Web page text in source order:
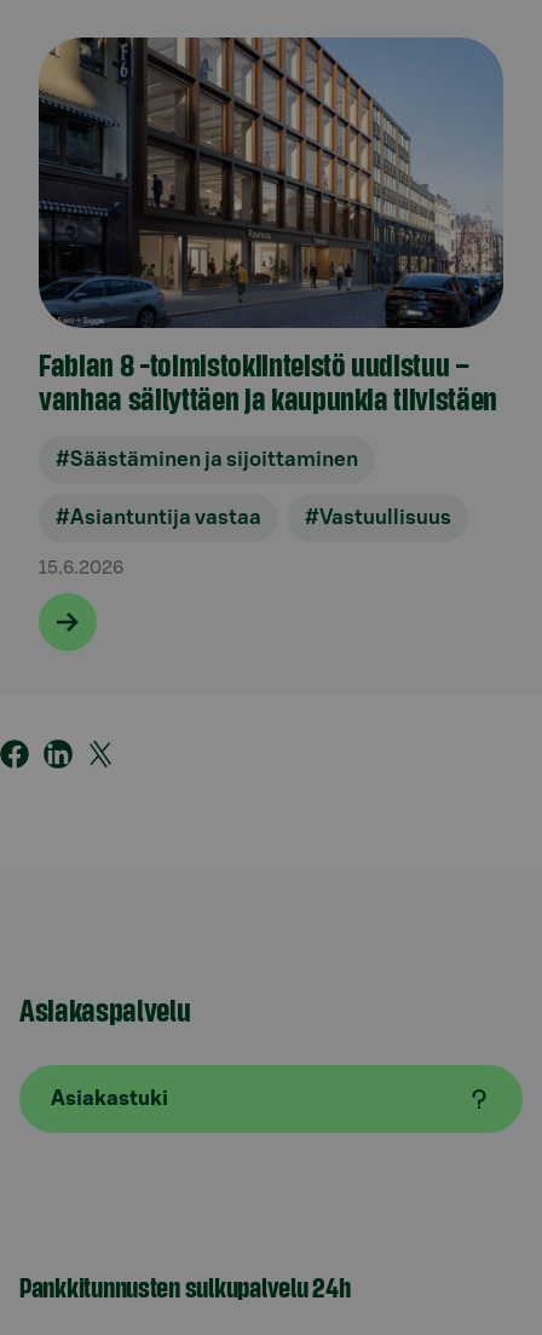
Fabian 8 -toimistokiinteistö uudistuu –
vanhaa säilyttäen ja kaupunkia tiivistäen
#Säästäminen ja sijoittaminen
#Asiantuntija vastaa #Vastuullisuus
15.6.2026
Asiakaspalvelu
Asiakastuki
Pankkitunnusten sulkupalvelu 24h